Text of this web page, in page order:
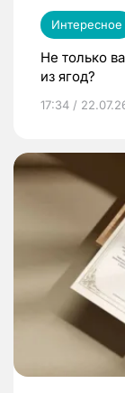
Интересное
Не только
из ягод?
17:34 /